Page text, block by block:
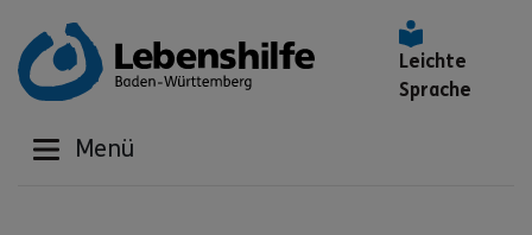
Leichte
Sprache
Menü